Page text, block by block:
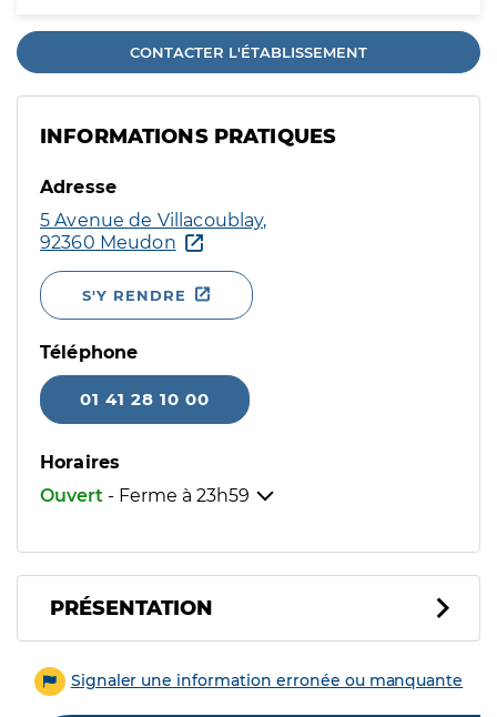
CONTACTER L'ÉTABLISSEMENT
INFORMATIONS PRATIQUES
Adresse
5 Avenue de Villacoublay,
92360 Meudon
S'Y RENDRE
Téléphone
01 41 28 10 00
Horaires
Ouvert - Ferme à 23h59
PRÉSENTATION
Signaler une information erronée ou manquante